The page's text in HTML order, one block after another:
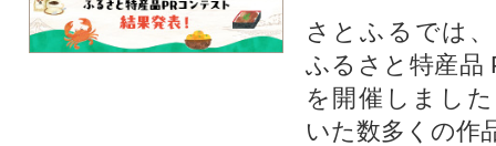
さとふるでは
ふるさと特産品
を開催しまし
いた数多くの作